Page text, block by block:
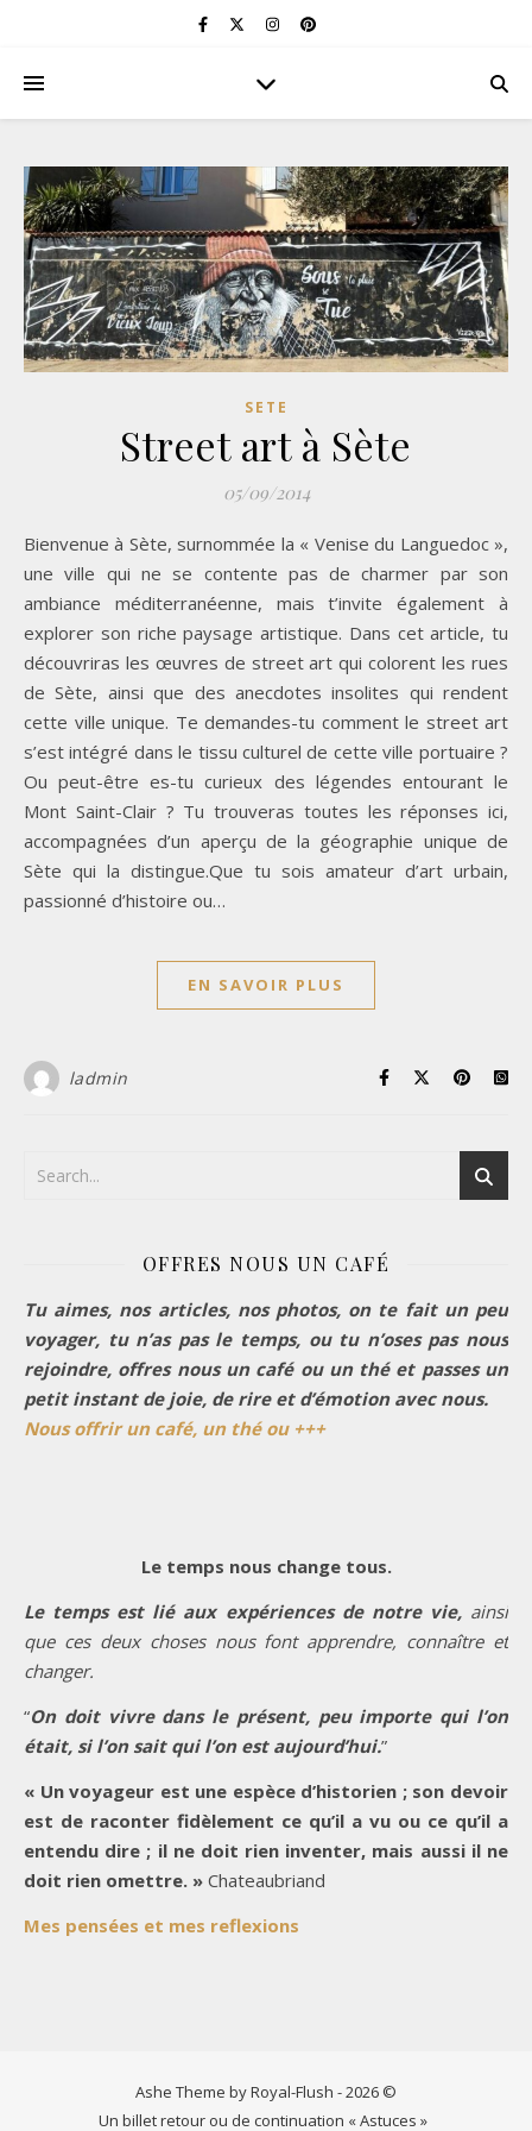
SETE
Street art à Sète
05/09/2014
Bienvenue à Sète, surnommée la « Venise du Languedoc »,
une ville qui ne se contente pas de charmer par son
ambiance méditerranéenne, mais t’invite également à
explorer son riche paysage artistique. Dans cet article, tu
découvriras les œuvres de street art qui colorent les rues
de Sète, ainsi que des anecdotes insolites qui rendent
cette ville unique. Te demandes-tu comment le street art
s’est intégré dans le tissu culturel de cette ville portuaire ?
Ou peut-être es-tu curieux des légendes entourant le
Mont Saint-Clair ? Tu trouveras toutes les réponses ici,
accompagnées d’un aperçu de la géographie unique de
Sète qui la distingue.Que tu sois amateur d’art urbain,
passionné d’histoire ou…
EN SAVOIR PLUS
ladmin
OFFRES NOUS UN CAFÉ
Tu aimes, nos articles, nos photos, on te fait un peu
voyager, tu n’as pas le temps, ou tu n’oses pas nous
rejoindre, offres nous un café ou un thé et passes un
petit instant de joie, de rire et d’émotion avec nous.
Nous offrir un café, un thé ou +++
Le temps nous change tous.
Le temps est lié aux expériences de notre vie, ainsi
que ces deux choses nous font apprendre, connaître et
changer.
“On doit vivre dans le présent, peu importe qui l’on
était, si l’on sait qui l’on est aujourd’hui.”
« Un voyageur est une espèce d’historien ; son devoir
est de raconter fidèlement ce qu’il a vu ou ce qu’il a
entendu dire ; il ne doit rien inventer, mais aussi il ne
doit rien omettre. » Chateaubriand
Mes pensées et mes reflexions
Ashe Theme by Royal-Flush - 2026 ©
Un billet retour ou de continuation « Astuces »